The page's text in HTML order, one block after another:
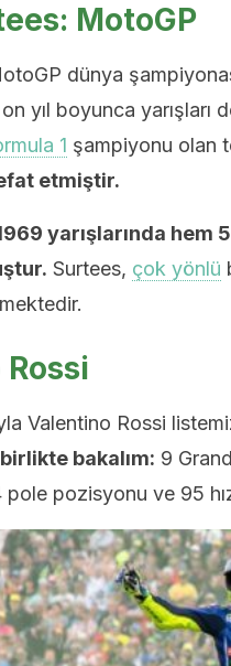
MotoGP
dünya
yıl boyunca yarışları
1 şampiyonu olan
etmiştir.
yarışlarında
Surtees, çok yönlü
Valentino Rossi
bakalım: 9
pozisyonu ve 95